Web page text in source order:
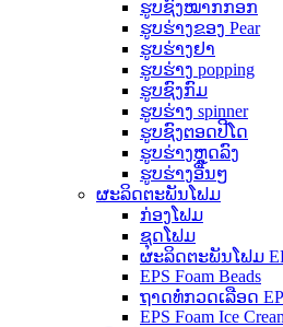
ຮູບຊົງໝາກກອກ
ຮູບ​ຮ່າງ​ຂອງ Pear​
ຮູບຮ່າງຢາ
ຮູບຮ່າງ popping
ຮູບຊົງກົມ
ຮູບຮ່າງ spinner
ຮູບຊົງຕອດປີໂດ
ຮູບຮ່າງຫຼຸດລົງ
ຮູບຮ່າງອື່ນໆ
ຜະລິດຕະພັນໂຟມ
ກ່ອງໂຟມ
ຊຸດໂຟມ
ຜະລິດຕະພັນໂຟມ
EPS Foam Beads
ຖາດທໍ່ກວດເລືອດ
EPS Foam Ice